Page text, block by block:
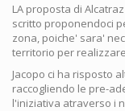
LA proposta di
scritto proponendoci
zona, poiche' sara'
territorio per
Jacopo ci ha risposto
raccogliendo le pre-
l'iniziativa atraverso i